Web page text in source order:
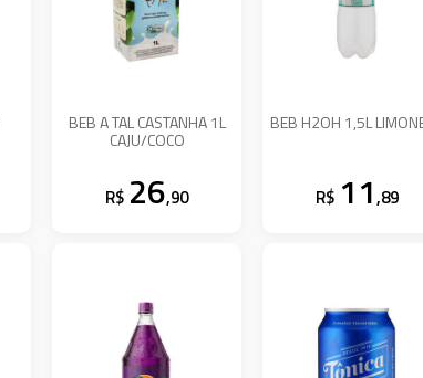
BEB A TAL CASTANHA 1L
CAJU/COCO
R$ 26,90
BEB H2OH 1,5L
R$ 11,89